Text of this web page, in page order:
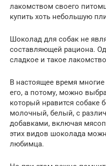
лакомством своего
купить хоть небольшую
Шоколад для собак не
составляющей рациона.
сладкое и такое
В настоящее время
его, а потому, можно
который нравится собаке
молочный, белый, с
добавками, включая
этих видов шоколада
любимца.